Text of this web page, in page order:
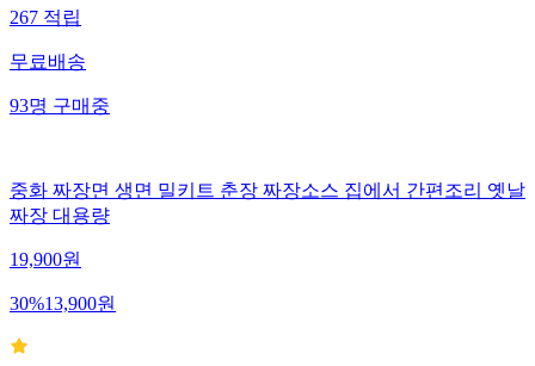
267 적립
무료배송
93명 구매중
중화 짜장면 생면 밀키트 춘장 짜장소스 집에서 간편조리 옛날
짜장 대용량
19,900원
30%13,900원